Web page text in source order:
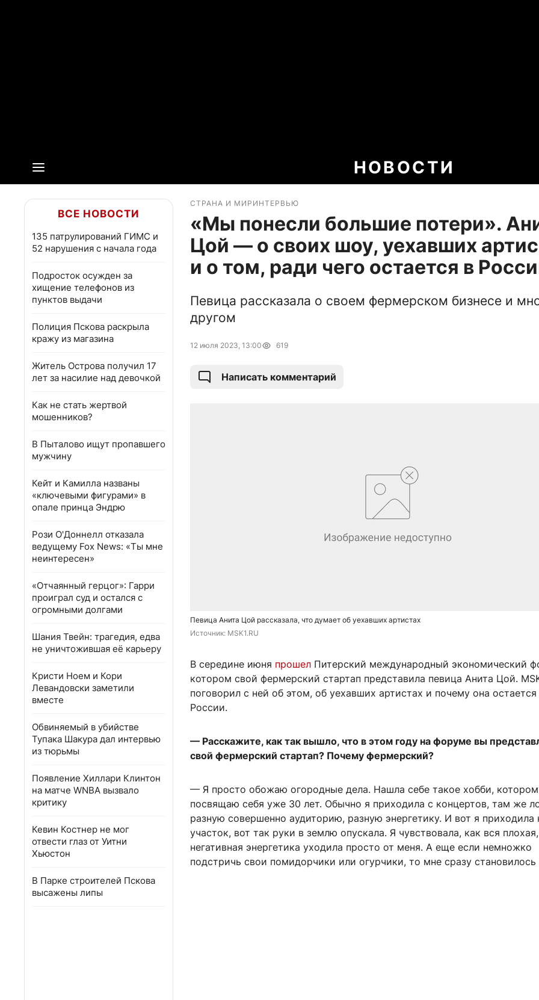
НОВОСТИ
ВСЕ НОВОСТИ
135 патрулирований ГИМС и
52 нарушения с начала года
Подросток осужден за
хищение телефонов из
пунктов выдачи
Полиция Пскова раскрыла
кражу из магазина
Житель Острова получил 17
лет за насилие над девочкой
Как не стать жертвой
мошенников?
В Пыталово ищут пропавшего
мужчину
Кейт и Камилла названы
«ключевыми фигурами» в
опале принца Эндрю
Рози О'Доннелл отказала
ведущему Fox News: «Ты мне
неинтересен»
«Отчаянный герцог»: Гарри
проиграл суд и остался с
огромными долгами
Шания Твейн: трагедия, едва
не уничтожившая её карьеру
Кристи Ноем и Кори
Левандовски заметили
вместе
Обвиняемый в убийстве
Тупака Шакура дал интервью
из тюрьмы
Появление Хиллари Клинтон
на матче WNBA вызвало
критику
Кевин Костнер не мог
отвести глаз от Уитни
Хьюстон
В Парке строителей Пскова
высажены липы
СТРАНА И МИР ИНТЕРВЬЮ
«Мы понесли большие потери».
Цой — о своих шоу, уехавших
и о том, ради чего остается в
Певица рассказала о своем фермерском бизнесе и
другом
12 июля 2023, 13:00 619
Написать комментарий
Певица Анита Цой рассказала, что думает об уехавших артистах
Источник: MSK1.RU
В середине июня прошел Питерский международный экономический
котором свой фермерский стартап представила певица Анита Цой.
поговорил с ней об этом, об уехавших артистах и почему она остается
России.
— Расскажите, как так вышло, что в этом году на форуме вы
свой фермерский стартап? Почему фермерский?
— Я просто обожаю огородные дела. Нашла себе такое хобби,
посвящаю себя уже 30 лет. Обычно я приходила с концертов, там же
разную совершенно аудиторию, разную энергетику. И вот я приходила
участок, вот так руки в землю опускала. Я чувствовала, как вся плохая,
негативная энергетика уходила просто от меня. А еще если немножко
подстричь свои помидорчики или огурчики, то мне сразу